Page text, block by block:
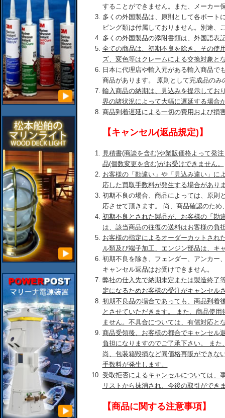
することができません。また、メーカー
多くの外国製品は、原則として各ボート
ピング類は付属しておりません。別途、
多くの外国製品の添附書類は、外国語表
全ての商品は、初期不良を除き、その使
ズ、変色等はクレームによる交換対象と
日本に代理店や輸入元がある輸入商品で
商品があります。 原則として完成品のみ
輸入商品の納期は、見込みを提示してお
界の諸状況によって大幅に遅延する場合
商品到着遅延による一切の費用および損
【キャンセル(返品規定)】
見積書(商談を含む)や業販価格よって発
品(個数変更を含む)がお受けできません。
お客様の「勘違い」や「見込み違い」に
応した買取手数料が発生する場合があり
初期不良の場合、商品によっては、原則
応させて頂きます。 尚、商品確認のた
初期不良とされた製品が、お客様の「勘
は、該当商品の往復の送料はお客様の負
お客様の指定によるオーダーカットされ
ル類及び端子加工、エンジン部品は、キ
初期不良を除き、フェンダー、アンカー
キャンセル返品はお受けできません。
弊社の仕入先で納期未定または製造終了
定になるためお客様の受注がキャンセル
初期不良品の場合であっても、商品到着
とさせていただきます。 また、商品使
ません。不具合については、有償対応と
商品受領後、お客様の都合でキャンセル
負担になりますのでご了承下さい。 ま
尚、包装箱毀損など同価格再販ができな
手数料が発生します。
受取拒否によるキャンセルについては、
リストから抹消され、今後の取引ができ
【商品に関する注意事項】